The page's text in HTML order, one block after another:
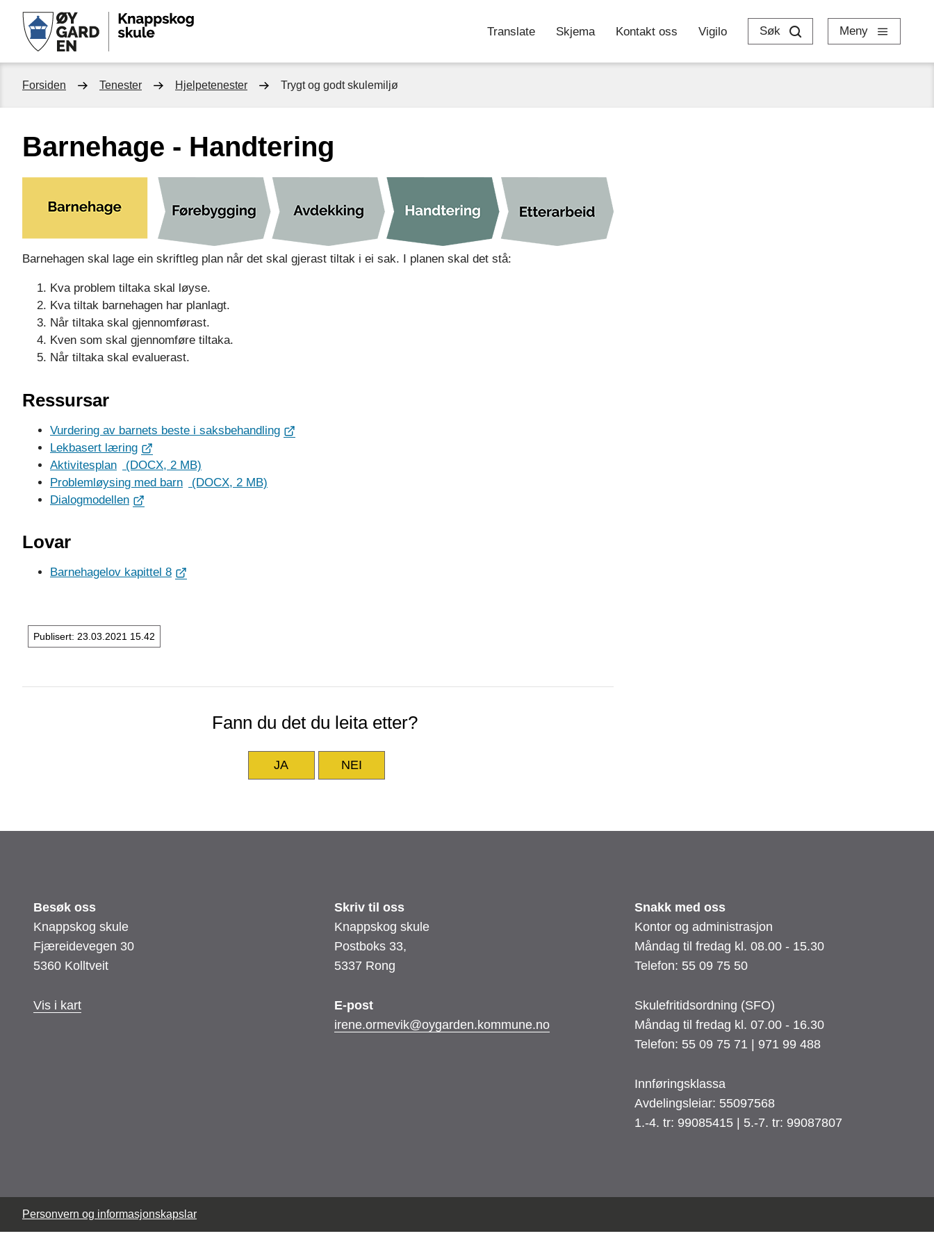
Knappskog
skule
Translate Skjema Kontakt oss Vigilo Søk Meny
Du
her:
Forsiden Tenester Hjelpetenester Trygt og godt skulemiljø
Barnehage - Handtering
Barnehagen skal lage ein skriftleg plan når det skal gjerast tiltak i ei sak. I planen skal det stå:
Kva problem tiltaka skal løyse.
Kva tiltak barnehagen har planlagt.
Når tiltaka skal gjennomførast.
Kven som skal gjennomføre tiltaka.
Når tiltaka skal evaluerast.
Ressursar
Vurdering av barnets beste i saksbehandling
Lekbasert læring
Aktivitesplan
(DOCX, 2 MB)
Problemløysing med barn
(DOCX, 2 MB)
Dialogmodellen
Lovar
Barnehagelov kapittel 8
Publisert 23.03.2021 15.42
Fann du det du leita etter?
JA NEI
Besøk oss
Knappskog skule
Fjæreidevegen 30
5360 Kolltveit
Vis i kart
Skriv til oss
Knappskog skule
Postboks 33,
5337 Rong
E-post
irene.ormevik@oygarden.kommune.no
Snakk med oss
Kontor og administrasjon
Måndag til fredag kl. 08.00 - 15.30
Telefon: 55 09 75 50
Skulefritidsordning (SFO)
Måndag til fredag kl. 07.00 - 16.30
Telefon: 55 09 75 71 | 971 99 488
Innføringsklassa
Avdelingsleiar: 55097568
1.-4. tr: 99085415 | 5.-7. tr: 99087807
Personvern og informasjonskapslar